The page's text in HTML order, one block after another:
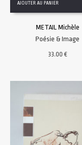
AJOUTER AU PANIER
METAIL Michèle
Poésie & Image
33.00€